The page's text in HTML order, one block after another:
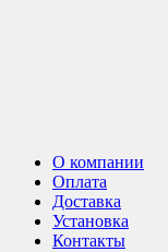
О компании
Оплата
Доставка
Установка
Контакты